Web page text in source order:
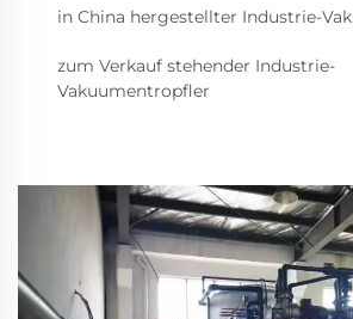
in China hergestellter Industrie-
zum Verkauf stehender Industrie-
Vakuumentropfler